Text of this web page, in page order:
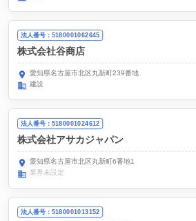
法人番号：5180001062645
株式会社谷商店
愛知県名古屋市北区丸新町239番地
建設
法人番号：5180001024612
株式会社アサカジャパン
愛知県名古屋市北区丸新町6番地1
業界未設定
法人番号：5180001013152